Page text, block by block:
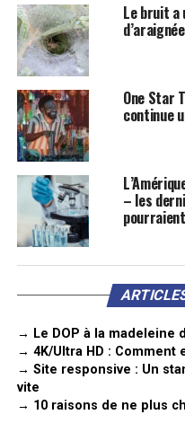
Le bruit
d’araignée
One Star
continue
– les
→ Le DOP à la madeleine
→ 4K/Ultra HD : Comment
→ Site responsive : Un
vite
→ 10 raisons de ne plus